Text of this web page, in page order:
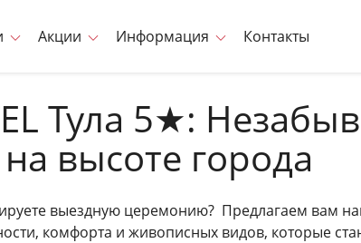
Акции Информация Контакты
Тула 5★:
на высоте города
выездную церемонию? Предлагаем вам
комфорта и живописных видов, которые